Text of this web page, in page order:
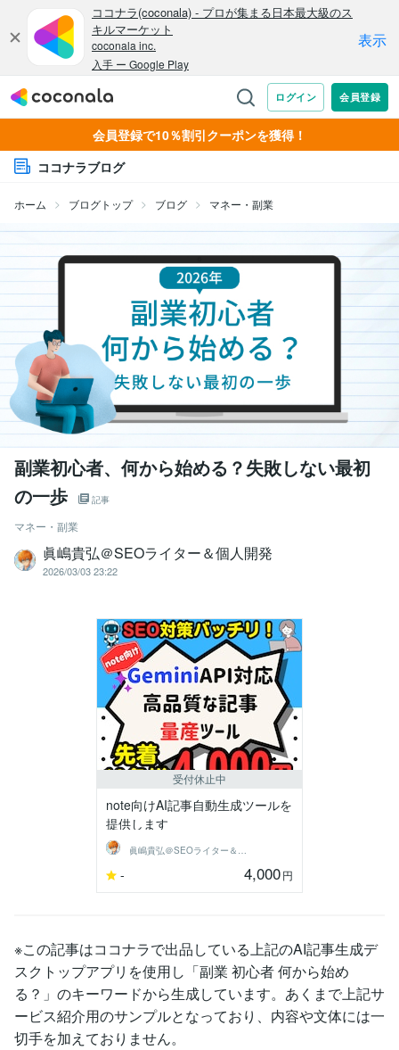
会員登録で10％割引クーポンを獲得！
ココナラブログ
ホーム ブログトップ ブログ マネー・副業
副業初心者、何から始める？失敗しない最初
の一歩
記事
マネー・副業
眞嶋貴弘＠SEOライター＆個人開発
2026/03/03 23:22
受付休止中
note向けAI記事自動生成ツールを
提供します
眞嶋貴弘＠SEOライター＆個人開発
- 4,000円
※この記事はココナラで出品している上記のAI記事生成デ
スクトップアプリを使用し「副業 初心者 何から始め
る？」のキーワードから生成しています。あくまで上記サ
ービス紹介用のサンプルとなっており、内容や文体には一
切手を加えておりません。